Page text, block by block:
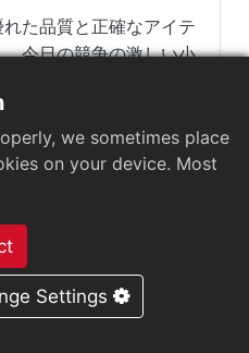
た品質と正確なアイテ
今日の競争の激しい小
。
お問い合わせ
we sometimes place
on your device. Most
Settings